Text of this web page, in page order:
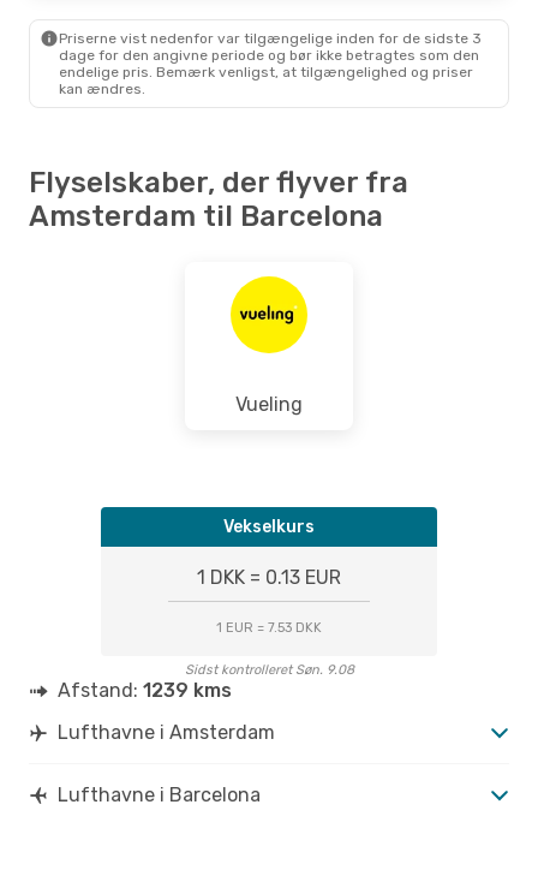
BCN
- AMS
Priserne vist nedenfor var tilgængelige inden for de sidste 3
dage for den angivne periode og bør ikke betragtes som den
endelige pris. Bemærk venligst, at tilgængelighed og priser
kan ændres.
Flyselskaber, der flyver fra
Amsterdam til Barcelona
Vueling
Vekselkurs
1 DKK = 0.13 EUR
1 EUR = 7.53 DKK
Sidst kontrolleret Søn. 9.08
Afstand: 1239 kms
Lufthavne i Amsterdam
Lufthavne i Barcelona